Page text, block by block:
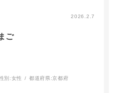
2026.2.7
ご
別:女性 都道府県:京都府